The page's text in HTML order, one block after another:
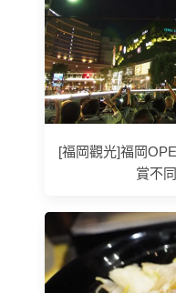
[福岡觀光]福岡
賞不